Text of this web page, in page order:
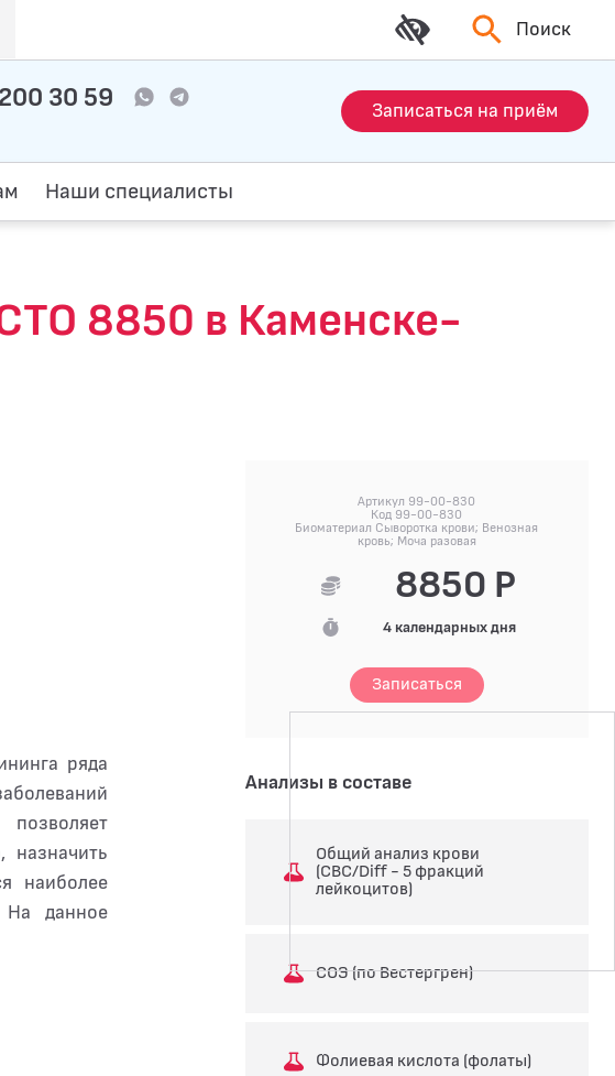
Поиск
30 59 Записаться на приём
Наши специалисты
8850 в Каменске-
ряда
назначить
наиболее
На данное
Артикул 99-00-830
Код 99-00-830
Биоматериал Сыворотка крови; Венозная
кровь; Моча разовая
8850 Р
4 календарных дня
Записаться
Анализы в составе
Общий анализ крови
(CBC/Diff - 5 фракций
лейкоцитов)
СОЭ (по Вестергрен)
Фолиевая кислота (фолаты)